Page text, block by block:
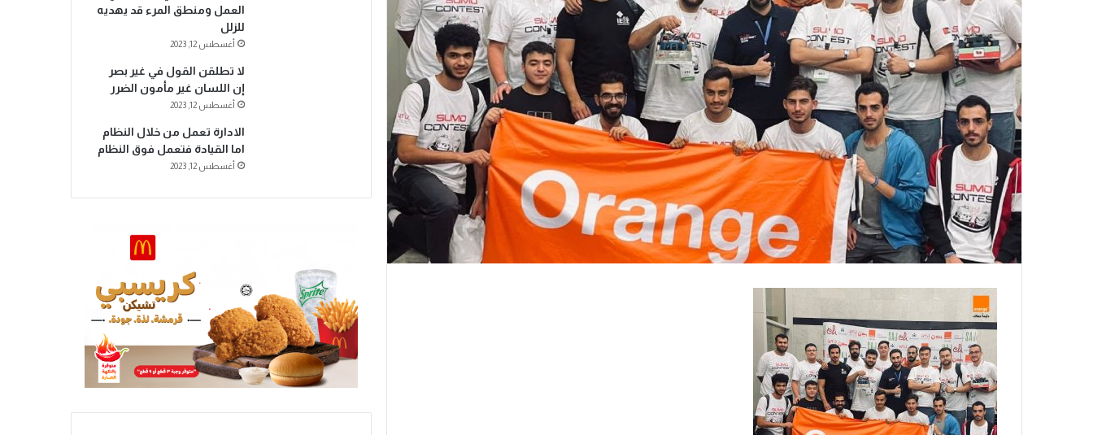
العمل ومنطق المرء قد يهديه
للزلل
أغسطس 12, 2023
لا تطلقن القول في غير بصر
إن اللسان غير مأمون الضرر
أغسطس 12, 2023
الادارة تعمل من خلال النظام
اما القيادة فتعمل فوق النظام
أغسطس 12, 2023